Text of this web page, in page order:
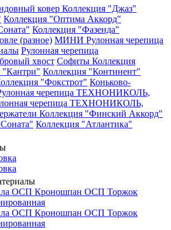
ковер Коллекция "Джаз"
Коллекция "Оптима Аккорд"
Коллекция "Фазенда"
(разное) МИНИ Рулонная черепица
Рулонная черепица
хвост Софиты Коллекция
"Кантри" Коллекция "Континент"
"Фокстрот" Коньково-
черепица ТЕХНОНИКОЛЬ,
черепица ТЕХНОНИКОЛЬ,
Коллекция "Финский Аккорд"
Коллекция "Атлантика"
ОСП Кроношпан ОСП Торжок
ОСП Кроношпан ОСП Торжок